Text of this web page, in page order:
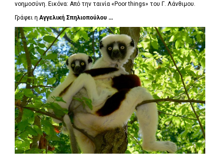
νοημοσύνη. Εικόνα: Από την ταινία «Poor things» του Γ. Λάνθιμου.
Γράφει η Αγγελική Σπηλιοπούλου ...